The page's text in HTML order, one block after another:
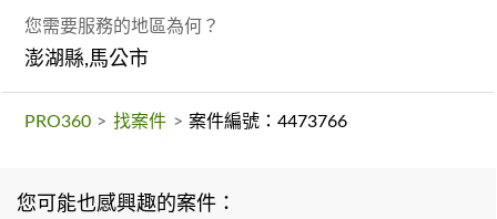
您需要服務的地區為何？
澎湖縣,馬公市
PRO360 > 找案件 > 案件編號：4473766
您可能也感興趣的案件：